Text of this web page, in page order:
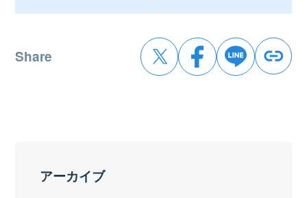
Share
アーカイブ